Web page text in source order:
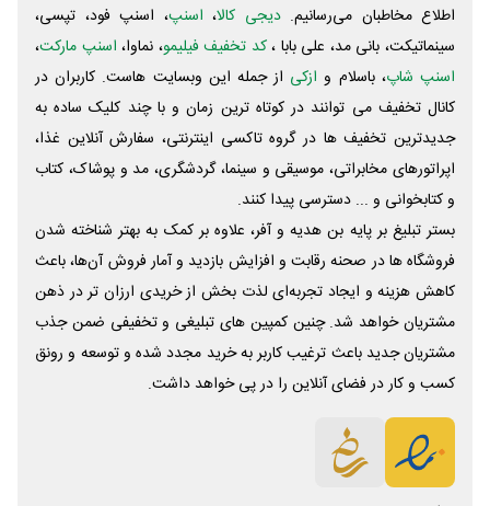
اطلاع مخاطبان می‌رسانیم. دیجی کالا، اسنپ، اسنپ فود، تپسی،
سینماتیکت، بانی مد، علی‌ بابا ،کد تخفیف فیلیمو، نماوا، اسنپ مارکت،
اسنپ شاپ، باسلام و ازکی از جمله این وبسایت ‌هاست. کاربران در
کانال تخفیف می توانند در کوتاه ترین زمان و با چند کلیک ساده به
جدیدترین تخفیف ها در گروه تاکسی اینترنتی، سفارش آنلاین غذا،
اپراتورهای مخابراتی، موسیقی و سینما، گردشگری، مد و پوشاک، کتاب
و کتابخوانی و ... دسترسی پیدا کنند.
بستر تبلیغ بر پایه بن هدیه و آفر، علاوه بر کمک به بهتر شناخته شدن
فروشگاه ها در صحنه رقابت و افزایش بازدید و آمار فروش آن‌ها، باعث
کاهش هزینه و ایجاد تجربه‌ای لذت بخش از خریدی ارزان تر در ذهن
مشتریان خواهد شد. چنین کمپین های تبلیغی و تخفیفی ضمن جذب
مشتریان جدید باعث ترغیب کاربر به خرید مجدد شده و توسعه و رونق
کسب و کار در فضای آنلاین را در پی خواهد داشت.